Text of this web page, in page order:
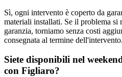
Sì, ogni intervento è coperto da
materiali installati. Se il problema si
garanzia, torniamo senza costi
consegnata al termine dell'intervento.
Siete disponibili nel
con Figliaro?